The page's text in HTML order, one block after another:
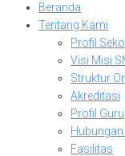
Beranda
Tentang Kami
Profil
Visi Misi
Struktur
Akreditasi
Profil Guru
Fasilitas